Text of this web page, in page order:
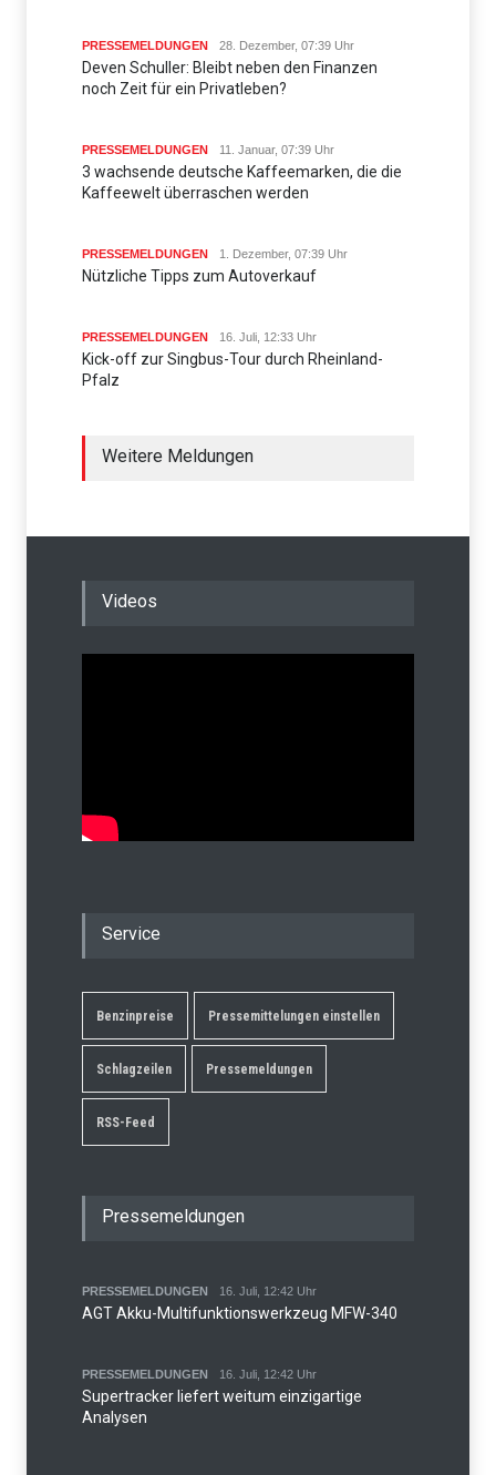
PRESSEMELDUNGEN 28. Dezember, 07:39 Uhr
Deven Schuller: Bleibt neben den Finanzen
noch Zeit für ein Privatleben?
PRESSEMELDUNGEN 11. Januar, 07:39 Uhr
3 wachsende deutsche Kaffeemarken, die die
Kaffeewelt überraschen werden
PRESSEMELDUNGEN 1. Dezember, 07:39 Uhr
Nützliche Tipps zum Autoverkauf
PRESSEMELDUNGEN 16. Juli, 12:33 Uhr
Kick-off zur Singbus-Tour durch Rheinland-
Pfalz
Weitere Meldungen
Videos
Service
Benzinpreise Pressemittelungen einstellen
Schlagzeilen Pressemeldungen
RSS-Feed
Pressemeldungen
PRESSEMELDUNGEN 16. Juli, 12:42 Uhr
AGT Akku-Multifunktionswerkzeug MFW-340
PRESSEMELDUNGEN 16. Juli, 12:42 Uhr
Supertracker liefert weitum einzigartige
Analysen